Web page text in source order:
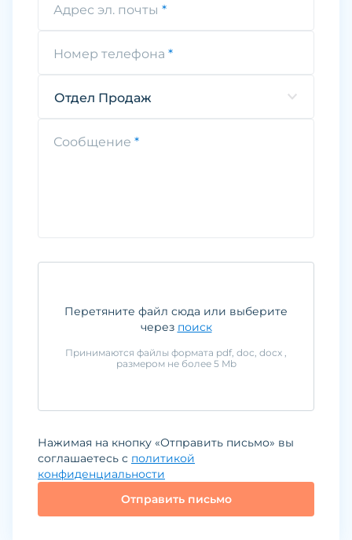
Адрес эл. почты
Номер телефона
Отдел Продаж
Сообщение
Перетяните файл сюда или выберите
через поиск
Принимаются файлы формата pdf, doc, docx ,
размером не более 5 Mb
Отправить письмо
Нажимая на кнопку «Отправить письмо» вы
соглашаетесь с политикой
конфиденциальности